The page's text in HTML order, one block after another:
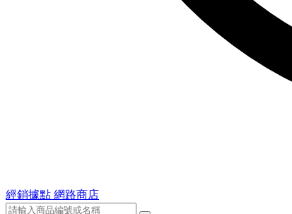
經銷據點 網路商店